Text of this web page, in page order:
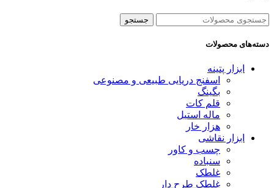
جستجو
دسته‌های محصولات
ابزار پتینه
اسفنج دریایی طبیعی و مصنوعی
بگینگ
قلم کات
ماله استیل
هزار خار
ابزار نقاشی
چسب و کاور
سنباده
غلطک
غلطک طرح دار